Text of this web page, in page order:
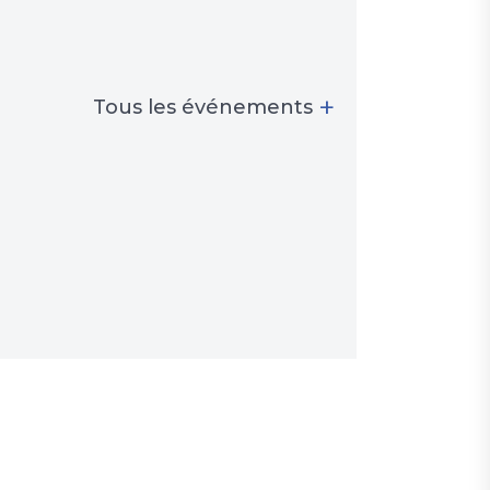
Tous les événements +